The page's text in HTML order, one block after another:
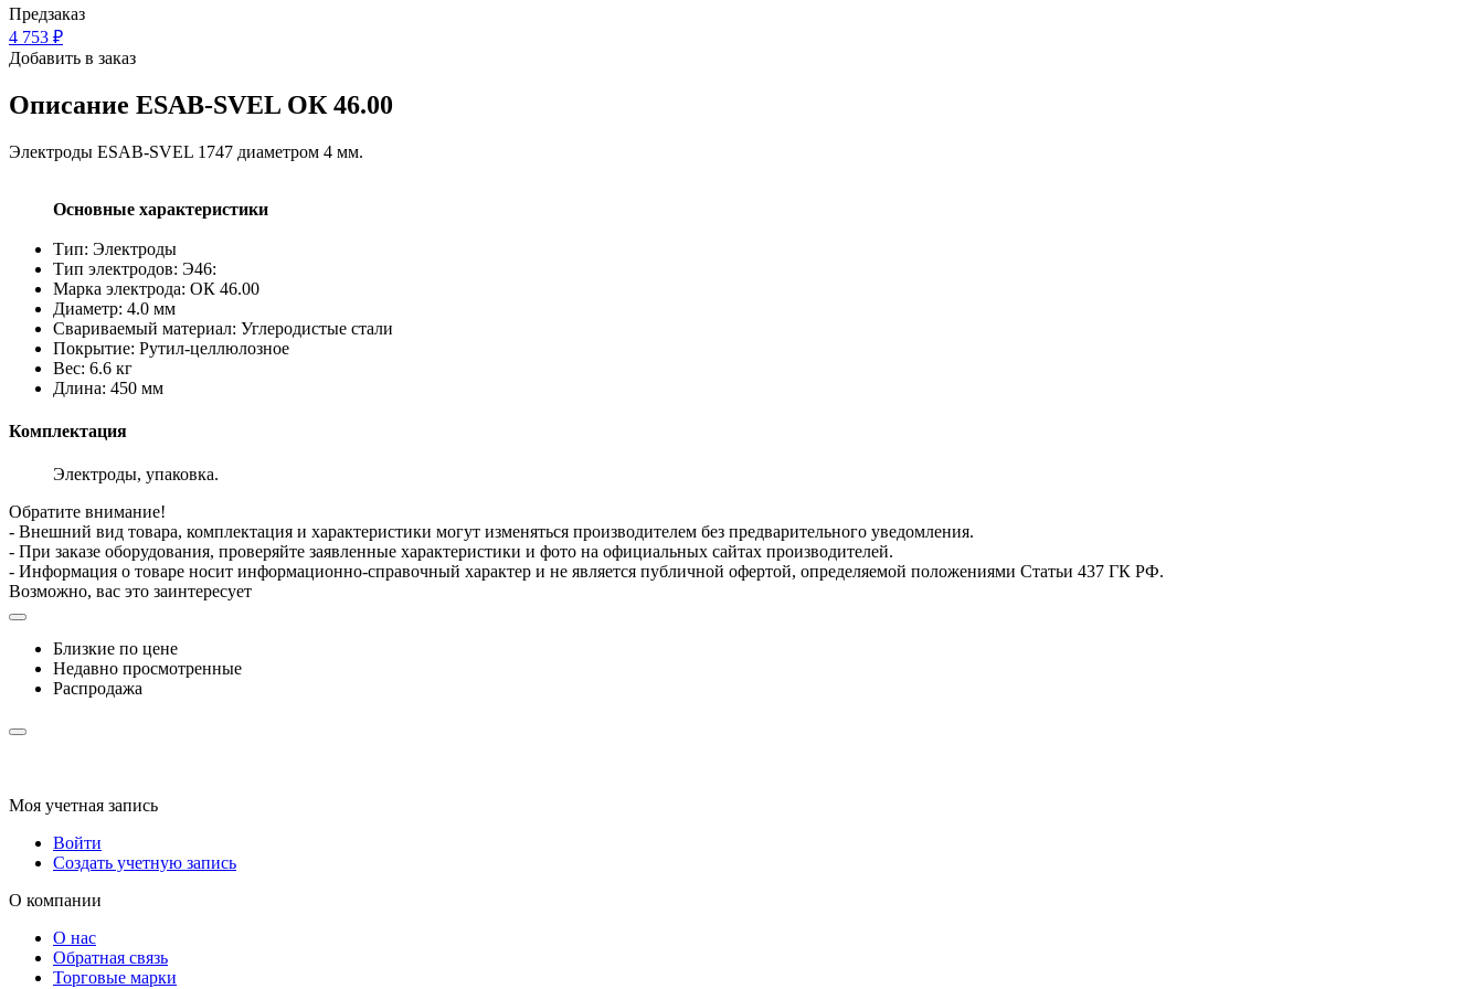
Предзаказ
4 753 ₽
Добавить в заказ
Описание ESAB-SVEL ОК 46.00
Электроды ESAB-SVEL 1747 диаметром 4 мм.
Основные характеристики
Тип: Электроды
Тип электродов: Э46:
Марка электрода: ОК 46.00
Диаметр: 4.0 мм
Свариваемый материал: Углеродистые стали
Покрытие: Рутил-целлюлозное
Вес: 6.6 кг
Длина: 450 мм
Комплектация
Электроды, упаковка.
Обратите внимание!
- Внешний вид товара, комплектация и характеристики могут изменяться производителем без предварительного уведомления.
- При заказе оборудования, проверяйте заявленные характеристики и фото на официальных сайтах производителей.
- Информация о товаре носит информационно-справочный характер и не является публичной офертой, определяемой положениями Статьи 437 ГК РФ.
Возможно, вас это заинтересует
Близкие по цене
Недавно просмотренные
Распродажа
Моя учетная запись
Войти
Создать учетную запись
О компании
О нас
Обратная связь
Торговые марки